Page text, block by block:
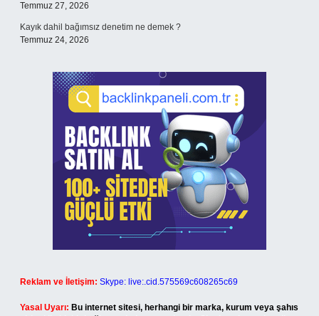
Temmuz 27, 2026
Kayık dahil bağımsız denetim ne demek ?
Temmuz 24, 2026
Reklam ve İletişim: Skype: live:.cid.575569c608265c69
Yasal Uyarı: Bu internet sitesi, herhangi bir marka, kurum veya şahıs